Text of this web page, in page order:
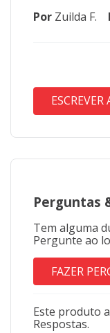
Por Zuilda F.
Perguntas
Tem alguma
Pergunte ao
FAZER
Este produto
Respostas.